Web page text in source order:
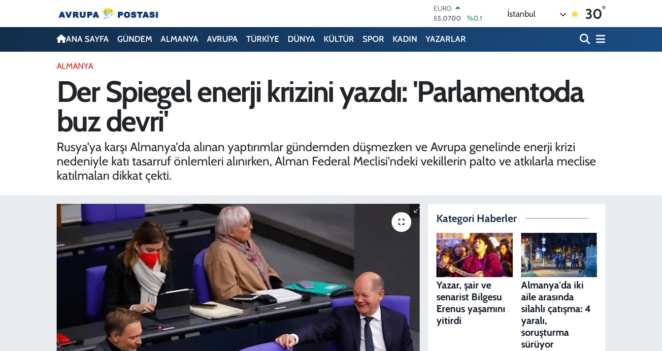
STERLİN
64,2438
%0.21
GRAM ALTIN
6513.94
%0.32
DOLAR
47,5986
%0.06
İstanbul 30°
ANA SAYFA GÜNDEM ALMANYA AVRUPA TÜRKİYE DÜNYA KÜLTÜR SPOR KADIN YAZARLAR
ALMANYA
Der Spiegel enerji krizini yazdı: 'Parlamentoda
buz devri'
Rusya'ya karşı Almanya'da alınan yaptırımlar gündemden düşmezken ve Avrupa genelinde enerji krizi
nedeniyle katı tasarruf önlemleri alınırken, Alman Federal Meclisi'ndeki vekillerin palto ve atkılarla meclise
katılmaları dikkat çekti.
Kategori Haberler
Yazar, şair ve
senarist Bilgesu
Erenus yaşamını
yitirdi
Almanya'da iki
aile arasında
silahlı çatışma: 4
yaralı,
soruşturma
sürüyor
ANA SAYFA
GÜNDEM
ALMANYA
Nöbetçi Eczaneler
Hava Durumu
İstanbul Namaz Vakitleri
Tüm Manşetler